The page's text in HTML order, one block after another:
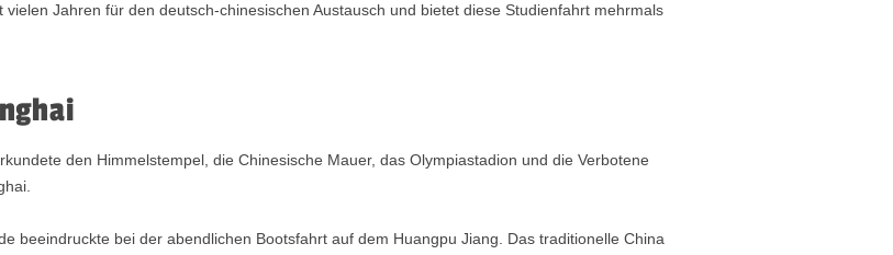
Jahren für den deutsch-chinesischen Austausch und bietet diese Studienfahrt mehrmals
den Himmelstempel, die Chinesische Mauer, das Olympiastadion und die Verbotene
beeindruckte bei der abendlichen Bootsfahrt auf dem Huangpu Jiang. Das traditionelle China